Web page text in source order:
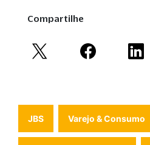
Compartilhe
JBS Varejo & Consumo